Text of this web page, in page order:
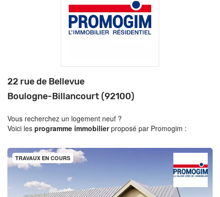
22 rue de Bellevue
Boulogne-Billancourt (92100)
Vous recherchez un logement neuf ?
Voici les programme immobilierproposé par Promogim :
TRAVAUX EN COURS